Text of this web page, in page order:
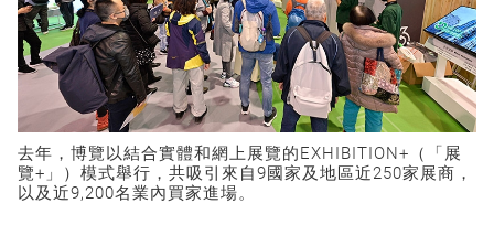
去年，博覽以結合實體和網上展覽的EXHIBITION+（「展
覽+」）模式舉行，共吸引來自9國家及地區近250家展商，
以及近9,200名業內買家進場。